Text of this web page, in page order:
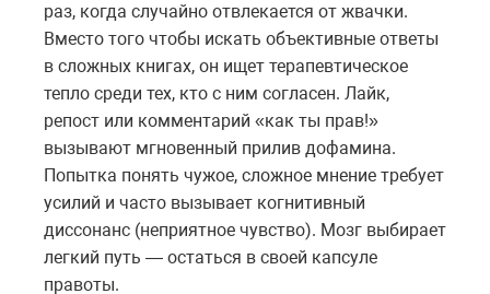
раз, когда случайно отвлекается от жвачки.
Вместо того чтобы искать объективные ответы
в сложных книгах, он ищет терапевтическое
тепло среди тех, кто с ним согласен. Лайк,
репост или комментарий «как ты прав!»
вызывают мгновенный прилив дофамина.
Попытка понять чужое, сложное мнение требует
усилий и часто вызывает когнитивный
диссонанс (неприятное чувство). Мозг выбирает
легкий путь — остаться в своей капсуле
правоты.